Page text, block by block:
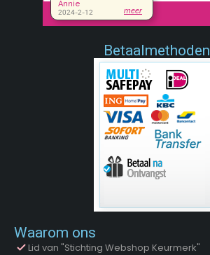
Betaalmethoden
Waarom ons
Lid van "Stichting Webshop Keurmerk"